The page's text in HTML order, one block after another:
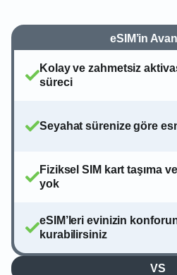
eSIM’in
Kolay ve zahmetsiz
süreci
Seyahat sürenize göre
Fiziksel SIM kart taşıma
yok
eSIM’leri evinizin
kurabilirsiniz
VS